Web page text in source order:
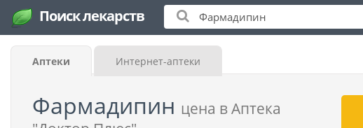
Поиск лекарств
Аптеки Интернет-аптеки
Фармадипин цена в Аптека